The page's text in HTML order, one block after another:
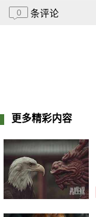
0 条评论
更多精彩内容